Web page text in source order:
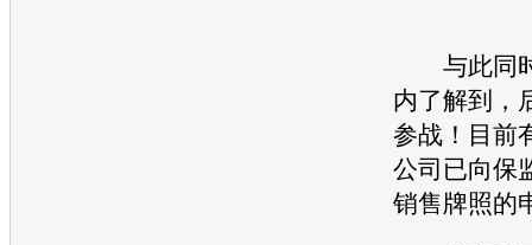
与此同时
内了解到，
参战！目前
公司已向保
销售牌照的